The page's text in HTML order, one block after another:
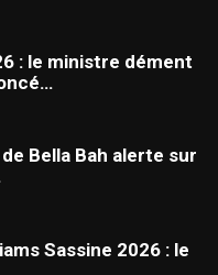
: le ministre dément
de Bella Bah alerte sur
Sassine 2026 : le